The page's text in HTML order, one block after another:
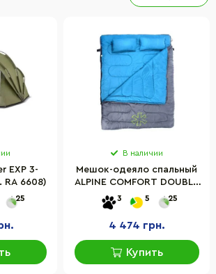
EXP 3-
RA 6608)
25
В наличии
Мешок-одеяло спальный
ALPINE COMFORT DOUBLE
250 Norfin NFL-30240, 220
х 150 см
3 5 25
4 474 грн.
Купить